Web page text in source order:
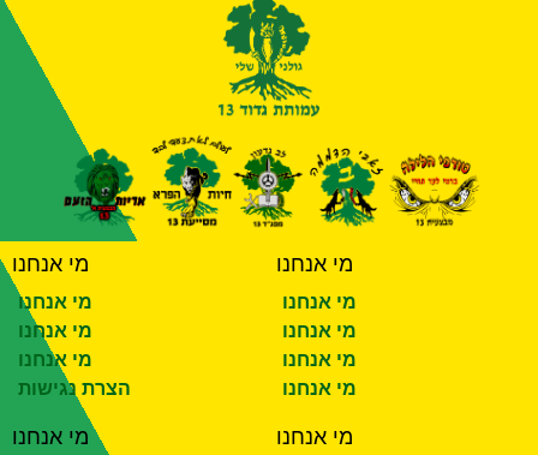
מי אנחנו
מי אנחנו
מי אנחנו
מי אנחנו
הצרת נגישות
מי אנחנו
מי אנחנו
מי אנחנו
מי אנחנו
מי אנחנו
מי אנחנו מי אנחנו